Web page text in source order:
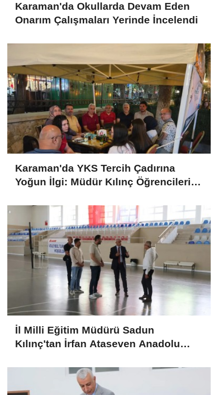
Karaman'da Okullarda Devam Eden
Onarım Çalışmaları Yerinde İncelendi
Karaman'da YKS Tercih Çadırına
Yoğun İlgi: Müdür Kılınç Öğrencileri
İl Milli Eğitim Müdürü Sadun
Kılınç'tan İrfan Ataseven Anadolu